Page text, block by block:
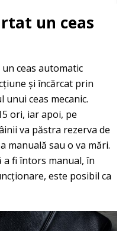
un ceas
ceas automatic
și încărcat prin
ceas mecanic.
ori, iar apoi, pe
va păstra rezerva de
manuală sau o va mări.
a fi întors manual, în
este posibil ca